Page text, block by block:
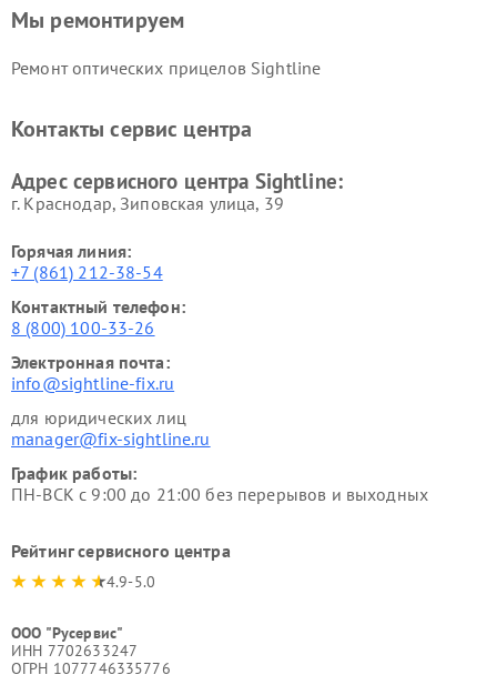
Мы ремонтируем
Ремонт оптических прицелов Sightline
Контакты сервис центра
Адрес сервисного центра Sightline:
г. Краснодар, Зиповская улица, 39
Горячая линия:
+7 (861) 212-38-54
Контактный телефон:
8 (800) 100-33-26
Электронная почта:
info@sightline-fix.ru
для юридических лиц
manager@fix-sightline.ru
График работы:
ПН-ВСК с 9:00 до 21:00 без перерывов и выходных
Рейтинг сервисного центра
4.9-5.0
ООО "Русервис"
ИНН 7702633247
ОГРН 1077746335776